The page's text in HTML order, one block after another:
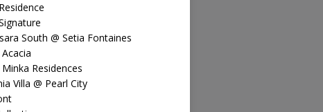
South @ Setia Fontaines
Residences
Villa @ Pearl City